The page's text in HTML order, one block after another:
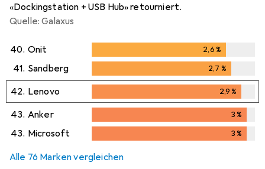
«Dockingstation + USB Hub» retourniert.
Quelle: Galaxus
40. Onit 2,6%
41. Sandberg 2,7 %
2,7%
42. Lenovo 2,9%
2,9%
43. Anker 3%
3%
43. Microsoft 3%
Alle 76 Marken vergleichen